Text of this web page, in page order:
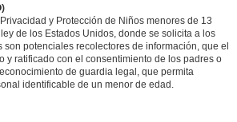
y Protección de Niños menores de 13
de los Estados Unidos, donde se solicita a los
son potenciales recolectores de información, que el
y ratificado con el consentimiento de los padres o
de guardia legal, que permita
identificable de un menor de edad.